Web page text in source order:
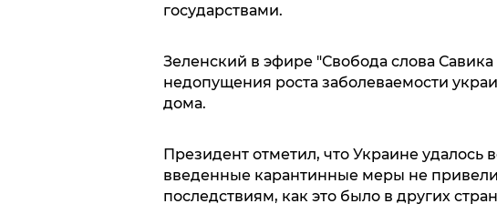
государствами.
Зеленский в эфире "Свобода слова
недопущения роста заболеваемости
дома.
Президент отметил, что Украине удалось
введенные карантинные меры не
последствиям, как это было в других